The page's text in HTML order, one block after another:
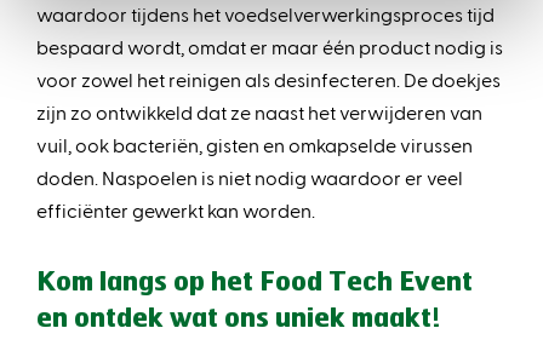
waardoor tijdens het voedselverwerkingsproces tijd
bespaard wordt, omdat er maar één product nodig is
voor zowel het reinigen als desinfecteren. De doekjes
zijn zo ontwikkeld dat ze naast het verwijderen van
vuil, ook bacteriën, gisten en omkapselde virussen
doden. Naspoelen is niet nodig waardoor er veel
efficiënter gewerkt kan worden.
Kom langs op het Food Tech Event
en ontdek wat ons uniek maakt!